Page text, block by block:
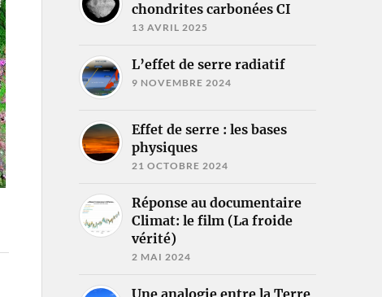
chondrites carbonées CI
13 AVRIL 2025
L’effet de serre radiatif
9 NOVEMBRE 2024
Effet de serre : les bases
physiques
21 OCTOBRE 2024
Réponse au documentaire
Climat: le film (La froide
vérité)
2 MAI 2024
Une analogie entre la Terre